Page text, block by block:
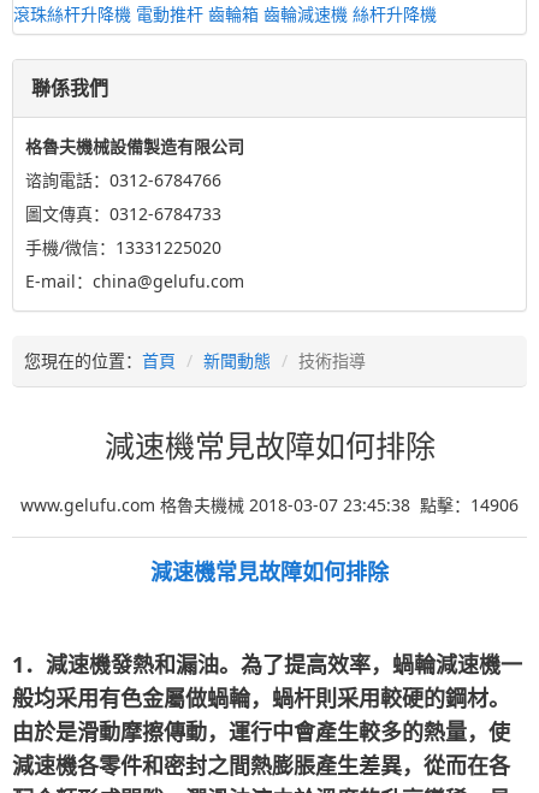
滾珠絲杆升降機 電動推杆 齒輪箱 齒輪減速機 絲杆升降機
聯係我們
格魯夫機械設備製造有限公司
谘詢電話：0312-6784766
圖文傳真：0312-6784733
手機/微信：13331225020
E-mail：china@gelufu.com
您現在的位置： 首頁 新聞動態 技術指導
減速機常見故障如何排除
www.gelufu.com 格魯夫機械 2018-03-07 23:45:38 點擊： 14906
減速機常見故障如何排除
1 ．減速機發熱和漏油。為了提高效率，蝸輪減速機一
般均采用有色金屬做蝸輪，蝸杆則采用較硬的鋼材。
由於是滑動摩擦傳動，運行中會產生較多的熱量，使
減速機各零件和密封之間熱膨脹產生差異，從而在各